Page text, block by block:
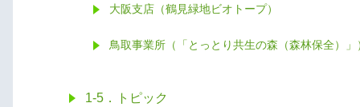
大阪支店（鶴見緑地ビオトープ）
鳥取事業所（「とっとり共生の森（森林保全）」
1-5．トピック